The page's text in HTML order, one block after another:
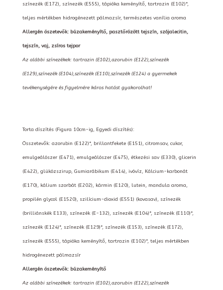
színezék (E172), színezék (E555), tápióka keményítő, tartrazin (E102)*,
teljes mértékben hidrogénezett pálmazsír, természetes vanília aroma
Allergén öszetevők: búzakeményítő, pasztőrözött tejszín, szójalecitin,
tejszín, vaj, zsíros tejpor
Az alábbi színezékek: tartrazin (E102),azorubin (E122),színezék
(E129),színezék (E104),színezék (E110),színezék (E124) a gyermekek
tevékenységére és figyelmére káros hatást gyakorolhat!
Torta díszítés (Figura 10cm-ig, Egyedi díszítés):
Összetevők: azorubin (E122)*, brillantfekete (E151), citromsav, cukor,
emulgeálószer (E471), emulgeálószer (E475), étkezési sav (E330), glicerin
(E422), glükózszirup, Gumiarábikum (E414), ivóvíz, Kálcium-karbonát
(E170), kálium szorbát (E202), kármin (E120), lutein, mandula aroma,
propilén glycol (E1520), szilícium-dioxid (E551) (kovasav), színezék
(brilliánskék E133), színezék (E-132), színezék (E104)*, színezék (E110)*,
színezék (E124)*, színezék (E129)*, színezék (E153), színezék (E172),
színezék (E555), tápióka keményítő, tartrazin (E102)*, teljes mértékben
hidrogénezett pálmazsír
Allergén öszetevők: búzakeményítő
Az alábbi színezékek: tartrazin (E102),azorubin (E122),színezék